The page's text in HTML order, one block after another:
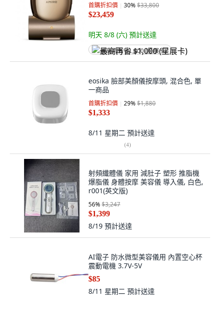
首購折扣價 30%$33,800
$23,459
明天 8/8 (六) 預計送達
最高再省 $1,000 (星展卡)
eosika 臉部美顏儀按摩頭, 混合色, 單
一商品
首購折扣價 29%$1,880
$1,333
8/11 星期二 預計送達
(4)
射頻纖體儀 家用 減肚子 塑形 推脂機
爆脂儀 身體按摩 美容儀 導入儀, 白色,
r001(英文版)
56%$3,247
$1,399
8/19 預計送達
AI電子 防水微型美容儀用 內置空心杯
震動電機 3.7V-5V
$85
8/11 星期二 預計送達